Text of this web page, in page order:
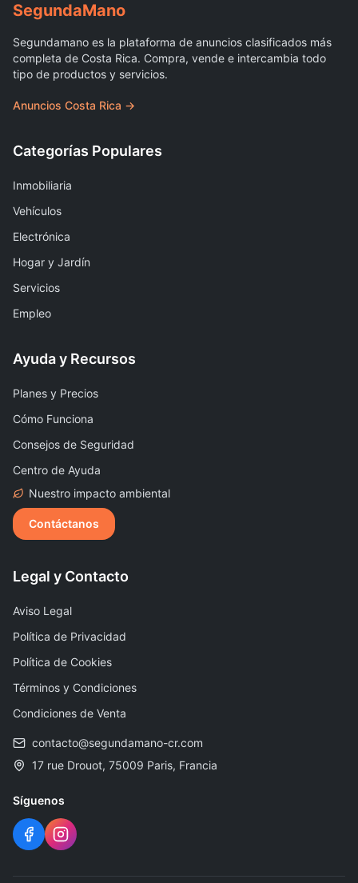
SegundaMano
Segundamano es la plataforma de anuncios clasificados más
completa de Costa Rica. Compra, vende e intercambia todo
tipo de productos y servicios.
Anuncios Costa Rica →
Categorías Populares
Inmobiliaria
Vehículos
Electrónica
Hogar y Jardín
Servicios
Empleo
Ayuda y Recursos
Planes y Precios
Cómo Funciona
Consejos de Seguridad
Centro de Ayuda
Nuestro impacto ambiental
Contáctanos
Legal y Contacto
Aviso Legal
Política de Privacidad
Política de Cookies
Términos y Condiciones
Condiciones de Venta
contacto@segundamano-cr.com
17 rue Drouot, 75009 Paris, Francia
Síguenos